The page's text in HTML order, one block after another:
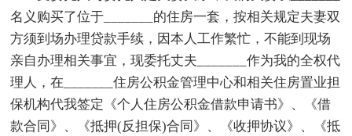
名义购买了位于_______的住房一套，按相关规定夫妻双
方须到场办理贷款手续，因本人工作繁忙，不能到现场
亲自办理相关事宜，现委托丈夫_______作为我的全权代
理人，在_______住房公积金管理中心和相关住房置业担
保机构代我签定《个人住房公积金借款申请书》、《借
款合同》、《抵押(反担保)合同》、《收押协议》、《抵